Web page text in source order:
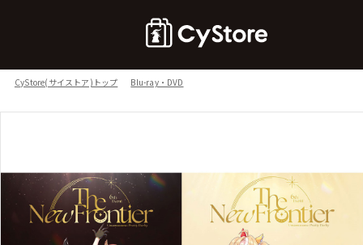
CyStore(サイストア)トップ Blu-ray・DVD